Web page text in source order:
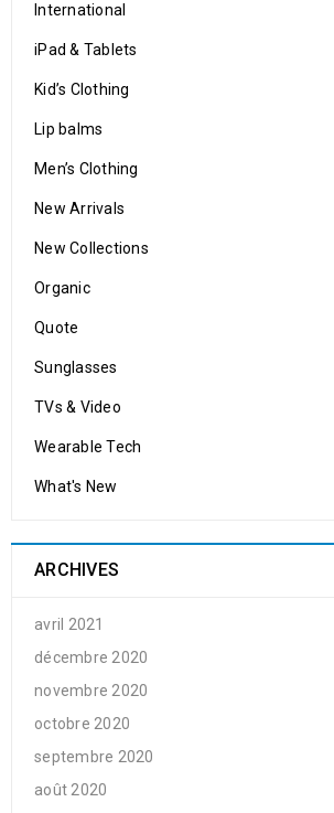
International
iPad & Tablets
Kid’s Clothing
Lip balms
Men’s Clothing
New Arrivals
New Collections
Organic
Quote
Sunglasses
TVs & Video
Wearable Tech
What's New
ARCHIVES
avril 2021
décembre 2020
novembre 2020
octobre 2020
septembre 2020
août 2020